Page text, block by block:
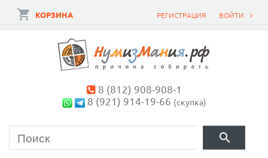
ВОЙТИ
РЕГИСТРАЦИЯ
КОРЗИНА
8 (812) 908-908-1
8 (921) 914-19-66 (скупка)